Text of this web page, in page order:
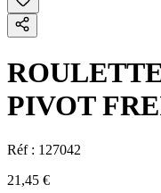
PIVOT
Réf : 127042
21,45 €